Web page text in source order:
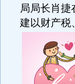
局局长肖
建以财产税